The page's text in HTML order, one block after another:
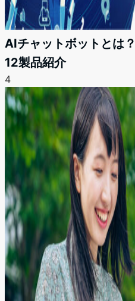
AIチャットボットとは
12製品紹介
4